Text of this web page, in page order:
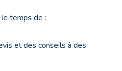
temps de :
et des conseils à des